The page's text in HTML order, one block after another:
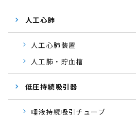
人工心肺
人工心肺装置
人工肺・貯血槽
低圧持続吸引器
唾液持続吸引チューブ